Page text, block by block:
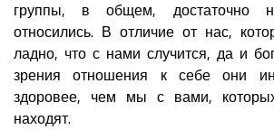
группы, в общем, достаточно
относились. В отличие от нас,
ладно, что с нами случится, да и
зрения отношения к себе они
здоровее, чем мы с вами,
находят.